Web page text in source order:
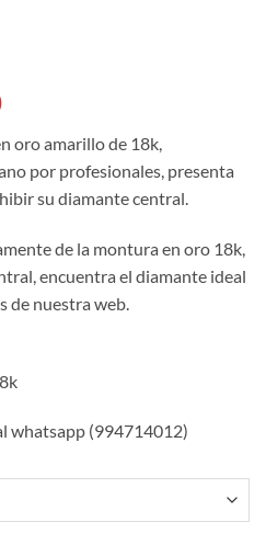
El
actual
es:
$ 840.00.
oro amarillo de 18k,
por profesionales, presenta
su diamante central.
de la montura en oro 18k,
encuentra el diamante ideal
de nuestra web.
whatsapp (994714012)